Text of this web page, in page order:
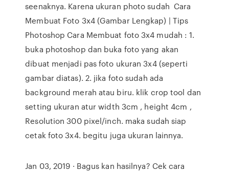
seenaknya. Karena ukuran photo sudah Cara
Membuat Foto 3x4 (Gambar Lengkap) | Tips
Photoshop Cara Membuat foto 3x4 mudah : 1.
buka photoshop dan buka foto yang akan
dibuat menjadi pas foto ukuran 3x4 (seperti
gambar diatas). 2. jika foto sudah ada
background merah atau biru. klik crop tool dan
setting ukuran atur width 3cm , height 4cm ,
Resolution 300 pixel/inch. maka sudah siap
cetak foto 3x4. begitu juga ukuran lainnya.
Jan 03, 2019 · Bagus kan hasilnya? Cek cara